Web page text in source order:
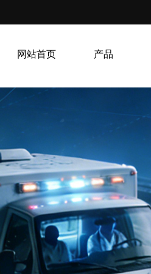
网站首页 产品